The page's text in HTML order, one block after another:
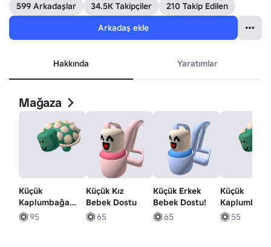
599 Arkadaşlar 34.5K Takipçiler
210 Takip Edilen
Arkadaş ekle
Hakkında Yaratımlar
Mağaza
Küçük
Kaplumbağa
Şapkası!
95
Küçük Kız
Bebek Dostu
65
Küçük Erkek
Bebek Dostu!
65
Küçük
Kaplumbağa
Omuz Dostu!
55